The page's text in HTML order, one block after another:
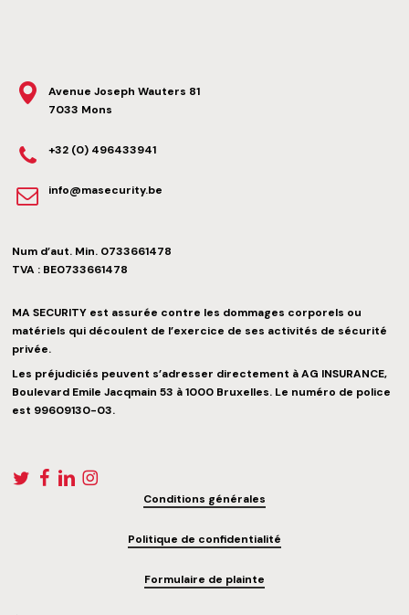
Avenue Joseph Wauters 81
7033 Mons
+32 (0) 496433941
info@masecurity.be
Num d’aut. Min. 0733661478
TVA : BE0733661478
MA SECURITY est assurée contre les dommages corporels ou
matériels qui découlent de l’exercice de ses activités de sécurité
privée.
Les préjudiciés peuvent s’adresser directement à AG INSURANCE,
Boulevard Emile Jacqmain 53 à 1000 Bruxelles. Le numéro de police
est 99609130-03.
Conditions générales
Politique de confidentialité
Formulaire de plainte